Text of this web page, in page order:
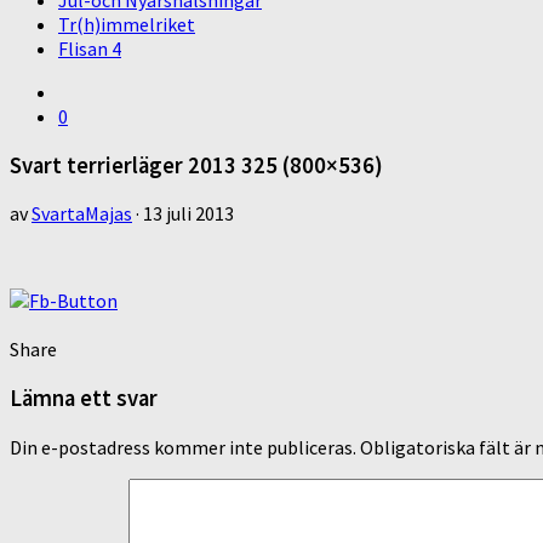
Tr(h)immelriket
Flisan 4
0
Svart terrierläger 2013 325 (800×536)
avSvartaMajas · 13 juli 2013
Share
Lämna ett svar
Din e-postadress kommer inte publiceras. Obligatoriska fält är